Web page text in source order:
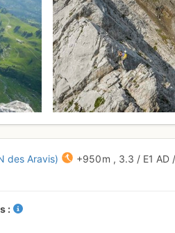
des Aravis) +950 m , 3.3 / E1 AD